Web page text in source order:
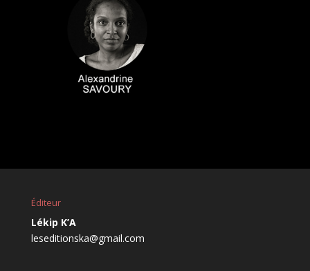
Éditeur
Lékip K’A
leseditionska@gmail.com